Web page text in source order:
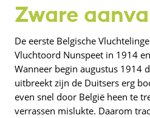
Zware
De eerste Belgische
Vluchtoord Nunspeet in 1914
Wanneer begin augustus 1914
uitbreekt zijn de Duitsers erg
even snel door België heen te
verrassen mislukte. Daarom